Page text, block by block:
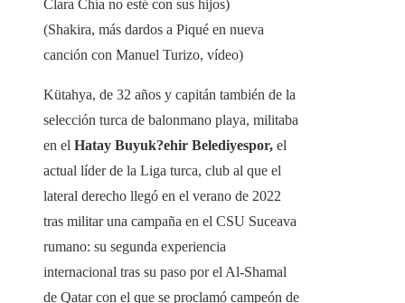
Clara Chía no esté con sus hijos)
(Shakira, más dardos a Piqué en nueva
canción con Manuel Turizo, vídeo)
Kütahya, de 32 años y capitán también de la
selección turca de balonmano playa, militaba
en el Hatay Buyuk?ehir Belediyespor, el
actual líder de la Liga turca, club al que el
lateral derecho llegó en el verano de 2022
tras militar una campaña en el CSU Suceava
rumano: su segunda experiencia
internacional tras su paso por el Al-Shamal
de Qatar con el que se proclamó campeón de